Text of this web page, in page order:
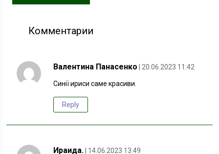
Комментарии
Валентина Панасенко | 20.06.2023 11:42
Синії ириси саме красиви.
Reply
Ираида. | 14.06.2023 13:49